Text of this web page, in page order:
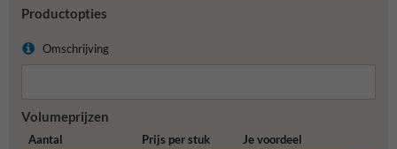
Productopties
Omschrijving
Volumeprijzen
Aantal Prijs per stuk
Je voordeel